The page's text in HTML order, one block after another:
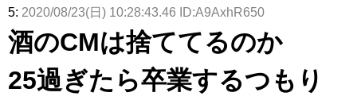
5: 2020/08/23(日) 10:28:43.46 ID:A9AxhR650
酒のCMは捨ててるのか
25過ぎたら卒業するつもり